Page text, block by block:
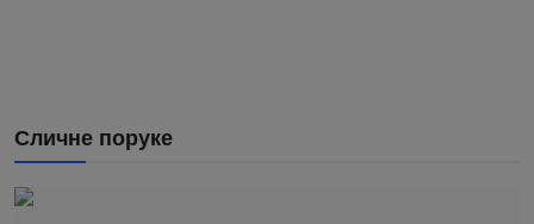
Сличне поруке